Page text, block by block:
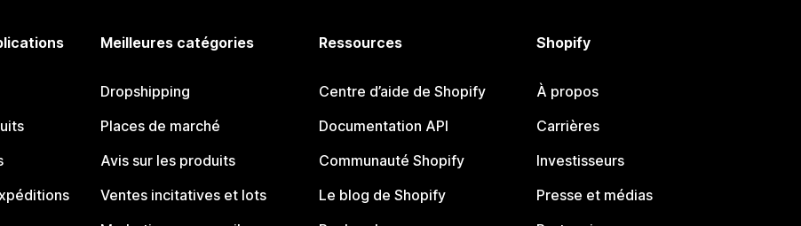
Meilleures catégories
Dropshipping
Places de marché
Avis sur les produits
Ventes incitatives et lots
Ressources
Centre d’aide de Shopify
Documentation API
Communauté Shopify
Le blog de Shopify
Shopify
À propos
Carrières
Investisseurs
Presse et médias